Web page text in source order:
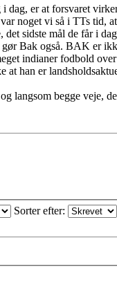
dag, er at forsvaret
noget vi så i TTs tid,
det sidste mål de får i
gør Bak også. BAK er
indianer fodbold
at han er
langsom begge veje,
Sorter efter: